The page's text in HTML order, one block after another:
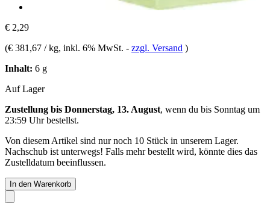
€ 2,29
(€ 381,67 / kg, inkl. 6% MwSt. - zzgl. Versand )
Inhalt: 6 g
Auf Lager
Zustellung bis Donnerstag, 13. August, wenn du bis Sonntag um
23:59 Uhrbestellst.
Von diesem Artikel sind nur noch 10 Stück in unserem Lager.
Nachschub ist unterwegs! Falls mehr bestellt wird, könnte dies das
Zustelldatum beeinflussen.
In den Warenkorb